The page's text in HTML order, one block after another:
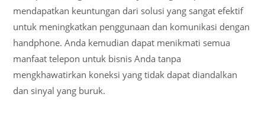
mendapatkan keuntungan dari solusi yang sangat efektif
untuk meningkatkan penggunaan dan komunikasi dengan
handphone. Anda kemudian dapat menikmati semua
manfaat telepon untuk bisnis Anda tanpa
mengkhawatirkan koneksi yang tidak dapat diandalkan
dan sinyal yang buruk.